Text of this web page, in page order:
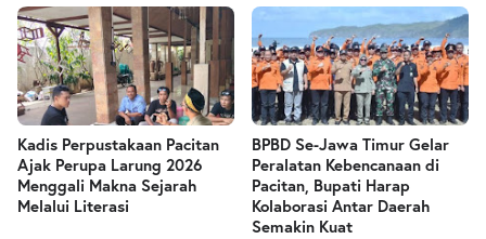
Kadis Perpustakaan Pacitan
Ajak Perupa Larung 2026
Menggali Makna Sejarah
Melalui Literasi
BPBD Se-Jawa Timur Gelar
Peralatan Kebencanaan di
Pacitan, Bupati Harap
Kolaborasi Antar Daerah
Semakin Kuat